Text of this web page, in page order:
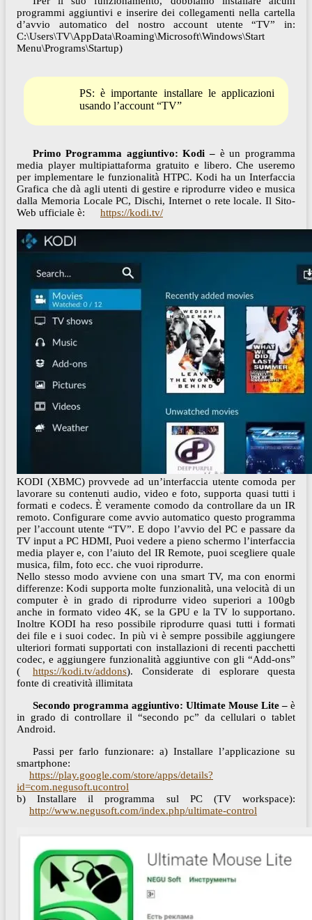
programmi aggiuntivi e inserire dei collegamenti nella cartella
d’avvio automatico del nostro account utente “TV” in:
C:\Users\TV\AppData\Roaming\Microsoft\Windows\Start
Menu\Programs\Startup)
PS: è importante installare le applicazioni
usando l’account “TV”
Primo Programma aggiuntivo: Kodi – è un programma
media player multipiattaforma gratuito e libero. Che useremo
per implementare le funzionalità HTPC. Kodi ha un Interfaccia
Grafica che dà agli utenti di gestire e riprodurre video e musica
dalla Memoria Locale PC, Dischi, Internet o rete locale. Il Sito-
Web ufficiale è:
https://kodi.tv/
KODI (XBMC) provvede ad un’interfaccia utente comoda per
lavorare su contenuti audio, video e foto, supporta quasi tutti i
formati e codecs. È veramente comodo da controllare da un IR
remoto. Configurare come avvio automatico questo programma
per l’account utente “TV”. E dopo l’avvio del PC e passare da
TV input a PC HDMI, Puoi vedere a pieno schermo l’interfaccia
media player e, con l’aiuto del IR Remote, puoi scegliere quale
musica, film, foto ecc. che vuoi riprodurre.
Nello stesso modo avviene con una smart TV, ma con enormi
differenze: Kodi supporta molte funzionalità, una velocità di un
computer è in grado di riprodurre video superiori a 100gb
anche in formato video 4K, se la GPU e la TV lo supportano.
Inoltre KODI ha reso possibile riprodurre quasi tutti i formati
dei file e i suoi codec. In più vi è sempre possibile aggiungere
ulteriori formati supportati con installazioni di recenti pacchetti
codec, e aggiungere funzionalità aggiuntive con gli “Add-ons”
(
https://kodi.tv/addons). Considerate di esplorare questa
fonte di creatività illimitata
Secondo programma aggiuntivo: Ultimate Mouse Lite –è
in grado di controllare il “secondo pc” da cellulari o tablet
Android.
Passi per farlo funzionare: a) Installare l’applicazione su
smartphone:
https://play.google.com/store/apps/details?
id=com.negusoft.ucontrol
b) Installare il programma sul PC (TV workspace):
http://www.negusoft.com/index.php/ultimate-control